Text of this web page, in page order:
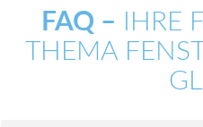
FAQ – IHRE
THEMA